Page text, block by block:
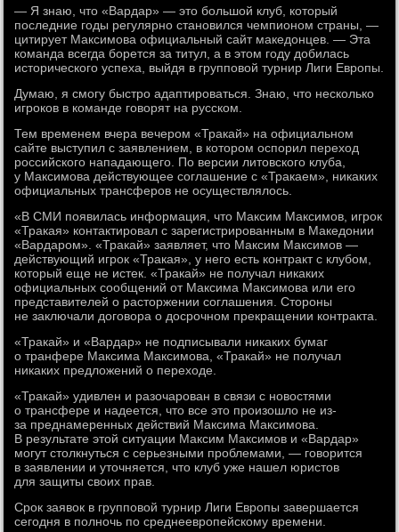
— Я знаю, что «Вардар» — это большой клуб, который
последние годы регулярно становился чемпионом страны, —
цитирует Максимова официальный сайт македонцев. — Эта
команда всегда борется за титул, а в этом году добилась
исторического успеха, выйдя в групповой турнир Лиги Европы.
Думаю, я смогу быстро адаптироваться. Знаю, что несколько
игроков в команде говорят на русском.
Тем временем вчера вечером «Тракай» на официальном
сайте выступил с заявлением, в котором оспорил переход
российского нападающего. По версии литовского клуба,
у Максимова действующее соглашение с «Тракаем», никаких
официальных трансферов не осуществлялось.
«В СМИ появилась информация, что Максим Максимов, игрок
«Тракая» контактировал с зарегистрированным в Македонии
«Вардаром». «Тракай» заявляет, что Максим Максимов —
действующий игрок «Тракая», у него есть контракт с клубом,
который еще не истек. «Тракай» не получал никаких
официальных сообщений от Максима Максимова или его
представителей о расторжении соглашения. Стороны
не заключали договора о досрочном прекращении контракта.
«Тракай» и «Вардар» не подписывали никаких бумаг
о транфере Максима Максимова, «Тракай» не получал
никаких предложений о переходе.
«Тракай» удивлен и разочарован в связи с новостями
о трансфере и надеется, что все это произошло не из-
за преднамеренных действий Максима Максимова.
В результате этой ситуации Максим Максимов и «Вардар»
могут столкнуться с серьезными проблемами, — говорится
в заявлении и уточняется, что клуб уже нашел юристов
для защиты своих прав.
Срок заявок в групповой турнир Лиги Европы завершается
сегодня в полночь по среднеевропейскому времени.